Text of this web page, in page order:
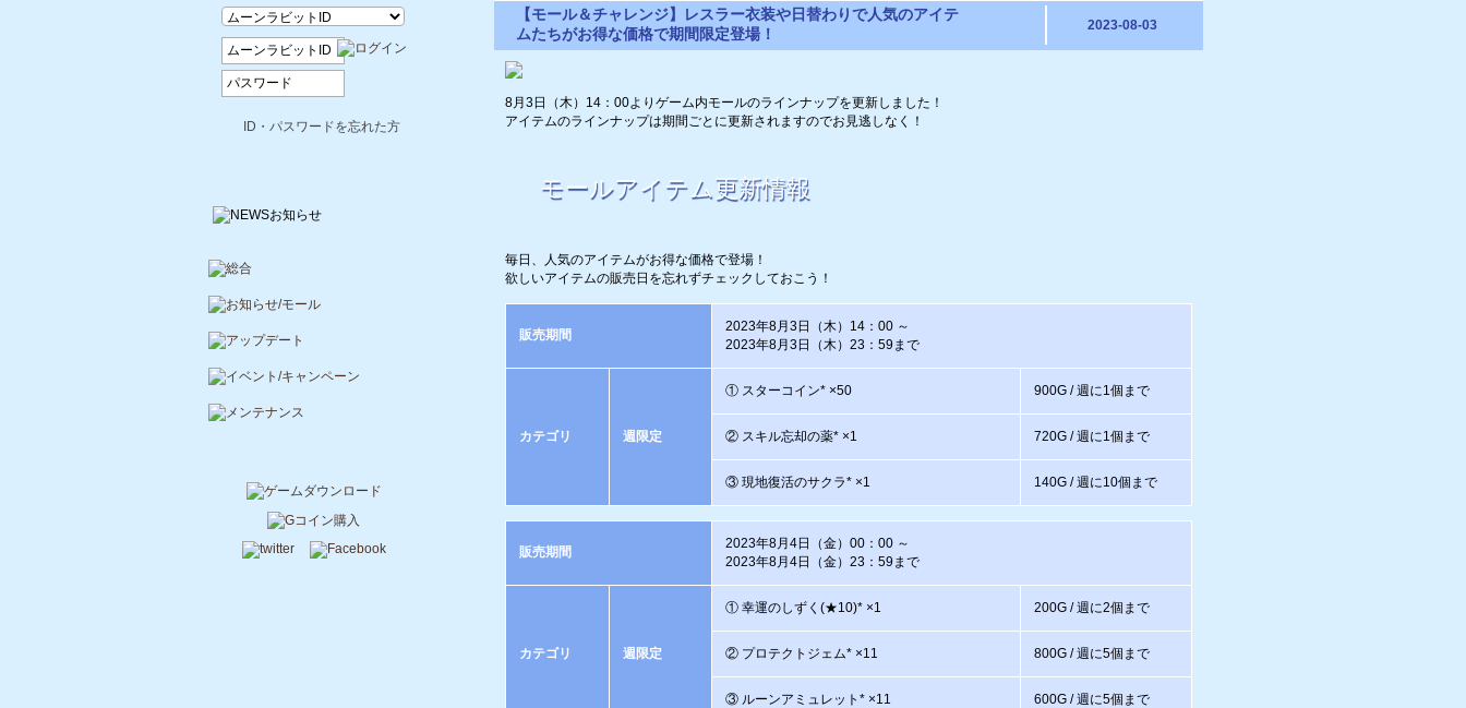
【モール＆チャレンジ】レスラー衣装や日替わりで人気のアイテ
ムたちがお得な価格で期間限定登場！
2023-08-03
8月3日（木）14：00よりゲーム内モールのラインナップを更新しました！
アイテムのラインナップは期間ごとに更新されますのでお見逃しなく！
モールアイテム更新情報
毎日、人気のアイテムがお得な価格で登場！
欲しいアイテムの販売日を忘れずチェックしておこう！
販売期間
2023年8月3日（木）14：00 ～
2023年8月3日（木）23：59まで
カテゴリ 週限定
① スターコイン* ×50 900G / 週に1個まで
② スキル忘却の薬* ×1 720G / 週に1個まで
③ 現地復活のサクラ* ×1 140G / 週に10個まで
販売期間
2023年8月4日（金）00：00 ～
2023年8月4日（金）23：59まで
カテゴリ 週限定
① 幸運のしずく(★10)* ×1 200G / 週に2個まで
② プロテクトジェム* ×11 800G / 週に5個まで
③ ルーンアミュレット* ×11 600G / 週に5個まで
ID・パスワードを忘れた方